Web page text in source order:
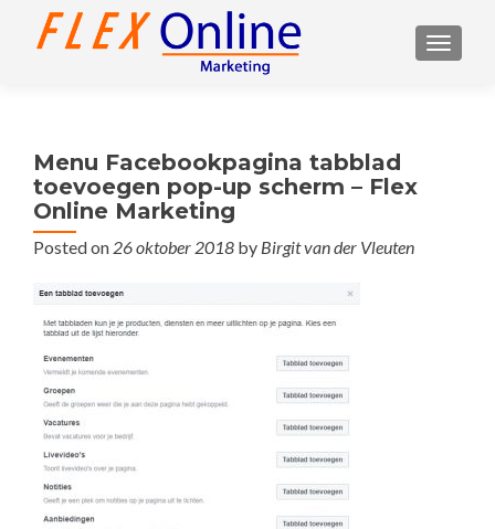
Menu Facebookpagina tabblad
toevoegen pop-up scherm – Flex
Online Marketing
Posted on 26 oktober 2018 by Birgit van der Vleuten